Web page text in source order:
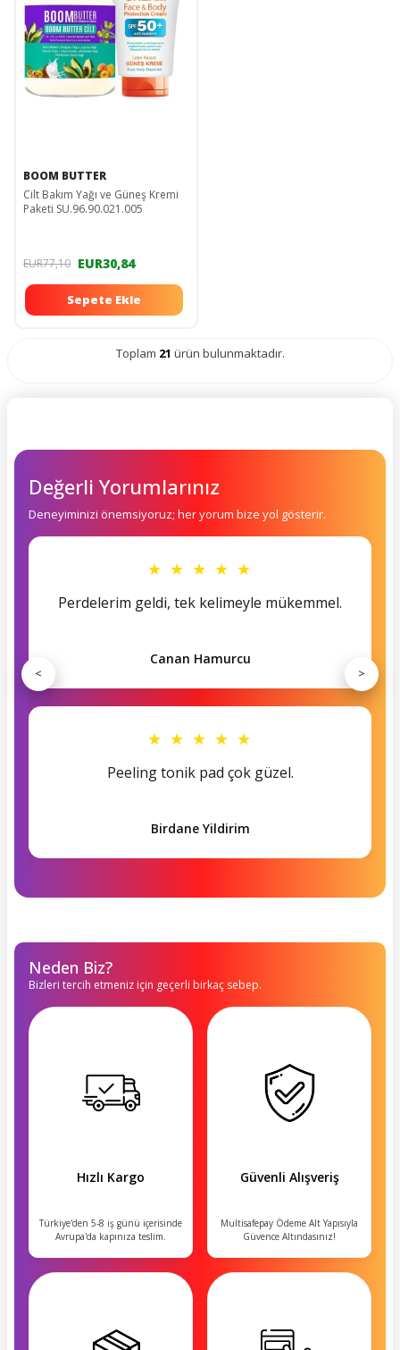
BOOM BUTTER
Cilt Bakım Yağı ve Güneş Kremi
Paketi SU.96.90.021.005
EUR77,10 EUR30,84
Sepete Ekle
Toplam 21 ürün bulunmaktadır.
Değerli Yorumlarınız
Deneyiminizi önemsiyoruz; her yorum bize yol gösterir.
★ ★ ★ ★ ★
Perdelerim geldi, tek kelimeyle mükemmel.
Canan Hamurcu
★ ★ ★ ★ ★
Peeling tonik pad çok güzel.
Birdane Yildirim
< >
Neden Biz?
Bizleri tercih etmeniz için geçerli birkaç sebep.
Hızlı Kargo
Türkiye'den 5-8 iş günü içerisinde
Avrupa'da kapınıza teslim.
Güvenli Alışveriş
Multisafepay Ödeme Alt Yapısıyla
Güvence Altındasınız!